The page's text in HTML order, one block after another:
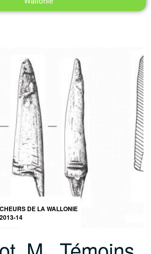
DE LA WALLONIE
14